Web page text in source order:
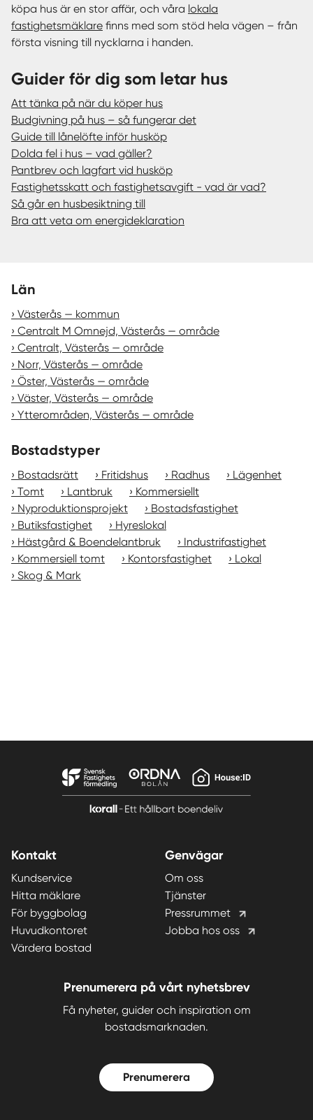
köpa hus är en stor affär, och våra lokala
fastighetsmäklare finns med som stöd hela vägen – från
första visning till nycklarna i handen.
Guider för dig som letar hus
Att tänka på när du köper hus
Budgivning på hus – så fungerar det
Guide till lånelöfte inför husköp
Dolda fel i hus – vad gäller?
Pantbrev och lagfart vid husköp
Fastighetsskatt och fastighetsavgift - vad är vad?
Så går en husbesiktning till
Bra att veta om energideklaration
Län
Västerås — kommun
Centralt M Omnejd, Västerås — område
Centralt, Västerås — område
Norr, Västerås — område
Öster, Västerås — område
Väster, Västerås — område
Ytterområden, Västerås — område
Bostadstyper
Bostadsrätt Fritidshus Radhus
Lägenhet
Tomt
Lantbruk
Kommersiellt
Nyproduktionsprojekt
Bostadsfastighet
Butiksfastighet
Hyreslokal
Hästgård & Boendelantbruk
Industrifastighet
Kommersiell tomt
Kontorsfastighet
Lokal
Skog & Mark
Kontakt
Kundservice
Hitta mäklare
För byggbolag
Huvudkontoret
Värdera bostad
Genvägar
Om oss
Tjänster
Pressrummet
Jobba hos oss
Prenumerera på vårt nyhetsbrev
Få nyheter, guider och inspiration om
bostadsmarknaden.
Prenumerera